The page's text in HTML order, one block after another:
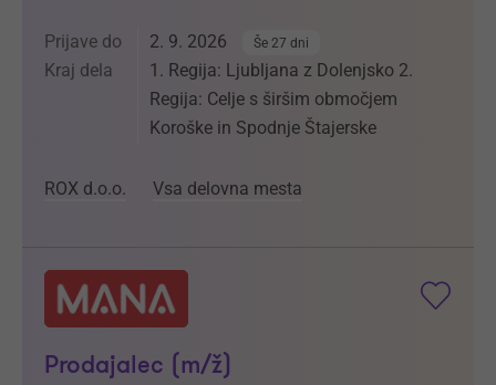
Prijave do 2. 9. 2026 Še 27 dni
Kraj dela
1. Regija: Ljubljana z Dolenjsko 2.
Regija: Celje s širšim območjem
Koroške in Spodnje Štajerske
ROX d.o.o. Vsa delovna mesta
Prodajalec (m/ž)